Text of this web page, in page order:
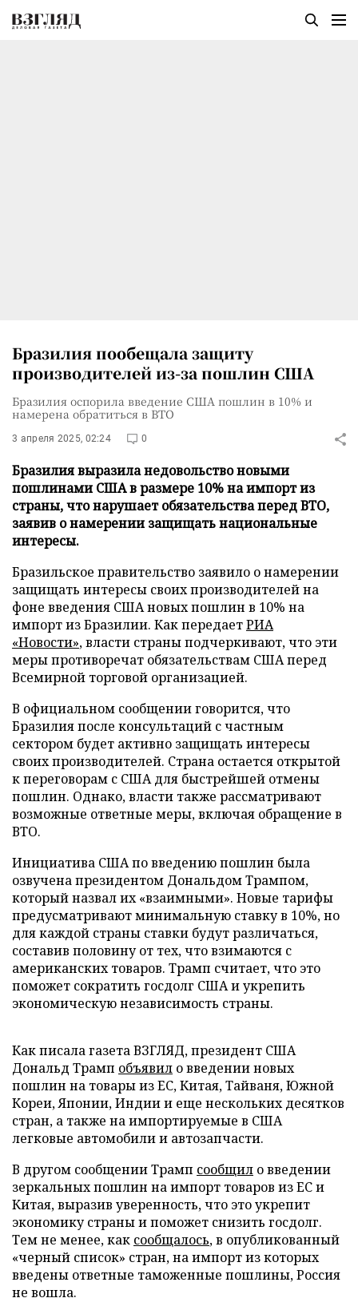
Бразилия пообещала защиту
производителей из-за пошлин США
Бразилия оспорила введение США пошлин в 10% и
намерена обратиться в ВТО
3 апреля 2025, 02:24 0
Бразилия выразила недовольство новыми
пошлинами США в размере 10% на импорт из
страны, что нарушает обязательства перед ВТО,
заявив о намерении защищать национальные
интересы.
Бразильское правительство заявило о намерении
защищать интересы своих производителей на
фоне введения США новых пошлин в 10% на
импорт из Бразилии. Как передаетРИА
«Новости», власти страны подчеркивают, что эти
меры противоречат обязательствам США перед
Всемирной торговой организацией.
В официальном сообщении говорится, что
Бразилия после консультаций с частным
сектором будет активно защищать интересы
своих производителей. Страна остается открытой
к переговорам с США для быстрейшей отмены
пошлин. Однако, власти также рассматривают
возможные ответные меры, включая обращение в
ВТО.
Инициатива США по введению пошлин была
озвучена президентом Дональдом Трампом,
который назвал их «взаимными». Новые тарифы
предусматривают минимальную ставку в 10%, но
для каждой страны ставки будут различаться,
составив половину от тех, что взимаются с
американских товаров. Трамп считает, что это
поможет сократить госдолг США и укрепить
экономическую независимость страны.
Как писала газета ВЗГЛЯД, президент США
Дональд Трамп объявил о введении новых
пошлин на товары из ЕС, Китая, Тайваня, Южной
Кореи, Японии, Индии и еще нескольких десятков
стран, а также на импортируемые в США
легковые автомобили и автозапчасти.
В другом сообщении Трамп сообщил о введении
зеркальных пошлин на импорт товаров из ЕС и
Китая, выразив уверенность, что это укрепит
экономику страны и поможет снизить госдолг.
Тем не менее, как сообщалось, в опубликованный
«черный список» стран, на импорт из которых
введены ответные таможенные пошлины, Россия
не вошла.